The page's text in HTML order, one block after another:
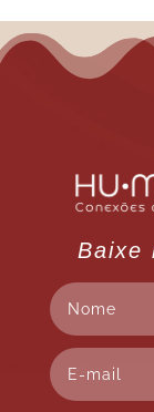
Baixe